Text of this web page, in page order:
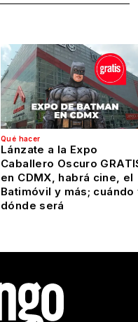
Qué hacer
Lánzate a la Expo
Caballero Oscuro
en CDMX, habrá cine, el
Batimóvil y más; cuándo
dónde será